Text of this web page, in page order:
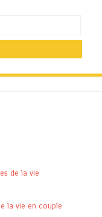
de la vie
la vie en couple